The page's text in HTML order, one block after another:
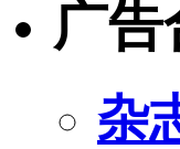
广告
杂